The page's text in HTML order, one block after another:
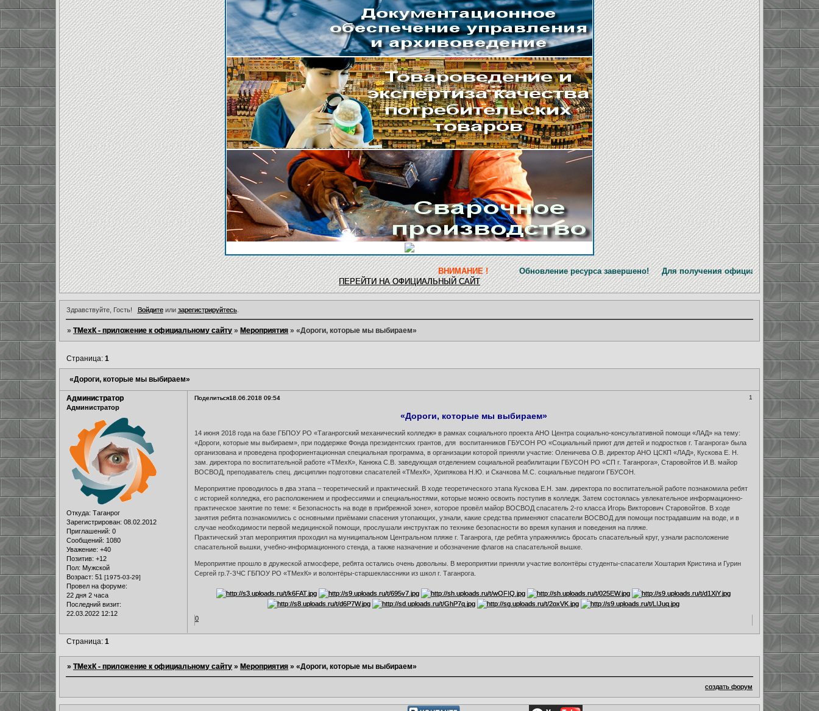
ВНИМАНИЕ !Обновление ресурса завершено! Для получения официальной информации
ПЕРЕЙТИ НА ОФИЦИАЛЬНЫЙ САЙТ
Здравствуйте, Гость! Войдитеили зарегистрируйтесь.
»ТМехК - приложение к официальному сайту » Мероприятия »«Дороги, которые мы выбираем»
«Дороги, которые мы выбираем»
Страница:1
Поделиться 1
18.06.2018 09:54
Администратор
Администратор
Откуда: Таганрог
Зарегистрирован: 08.02.2012
Приглашений: 0
Сообщений: 1080
Уважение: +40
Позитив: +12
Пол: Мужской
Возраст: 51 [1975-03-29]
Провел на форуме:
22 дня 2 часа
Последний визит:
22.03.2022 12:12
«Дороги, которые мы выбираем»
14 июня 2018 года на базе ГБПОУ РО «Таганрогский механический колледж» в рамках социального проекта АНО Центра социально-консультативной помощи «ЛАД» на тему:
«Дороги, которые мы выбираем», при поддержке Фонда президентских грантов, для воспитанников ГБУСОН РО «Социальный приют для детей и подростков г. Таганрога» была
организована и проведена профориентационная специальная программа, в организации которой приняли участие: Оленичева О.В. директор АНО ЦСКП «ЛАД», Кускова Е. Н.
зам. директора по воспитательной работе «ТМехК», Канюка С.В. заведующая отделением социальной реабилитации ГБУСОН РО «СП г. Таганрога», Старовойтов И.В. майор
ВОСВОД, преподаватель спец. дисциплин подготовки спасателей «ТМехК», Хрипякова Н.Ю. и Скачкова М.С. социальные педагоги ГБУСОН.
Мероприятие проводилось в два этапа – теоретический и практический. В ходе теоретического этапа Кускова Е.Н. зам. директора по воспитательной работе познакомила ребят
с историей колледжа, его расположением и профессиями и специальностями, которые можно освоить поступив в колледж. Затем состоялась увлекательное информационно-
практическое занятие по теме: « Безопасность на воде в прибрежной зоне», которое провёл майор ВОСВОД спасатель 2-го класса Игорь Викторович Старовойтов. В ходе
занятия ребята познакомились с основными приёмами спасения утопающих, узнали, какие средства применяют спасатели ВОСВОД для помощи пострадавшим на воде, и в
случае необходимости первой медицинской помощи, прослушали инструктаж по технике безопасности во время купания и поведения на пляже.
Практический этап мероприятия проходил на муниципальном Центральном пляже г. Таганрога, где ребята упражнялись бросать спасательный круг, узнали расположение
спасательной вышки, учебно-информационного стенда, а также назначение и обозначение флагов на спасательной вышке.
Мероприятие прошло в дружеской атмосфере, ребята остались очень довольны. В мероприятии приняли участие волонтёры студенты-спасатели Хоштария Кристина и Гурин
Сергей гр.7-ЗЧС ГБПОУ РО «ТМехК» и волонтёры-старшеклассники из школ г. Таганрога.
0
Страница:1
»ТМехК - приложение к официальному сайту » Мероприятия »«Дороги, которые мы выбираем»
создать форум